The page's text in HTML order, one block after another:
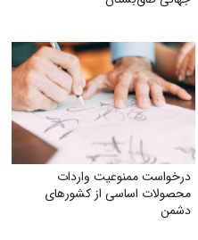
درخواست ممنوعیت واردات
محصولات اساسی از کشورهای
دشمن